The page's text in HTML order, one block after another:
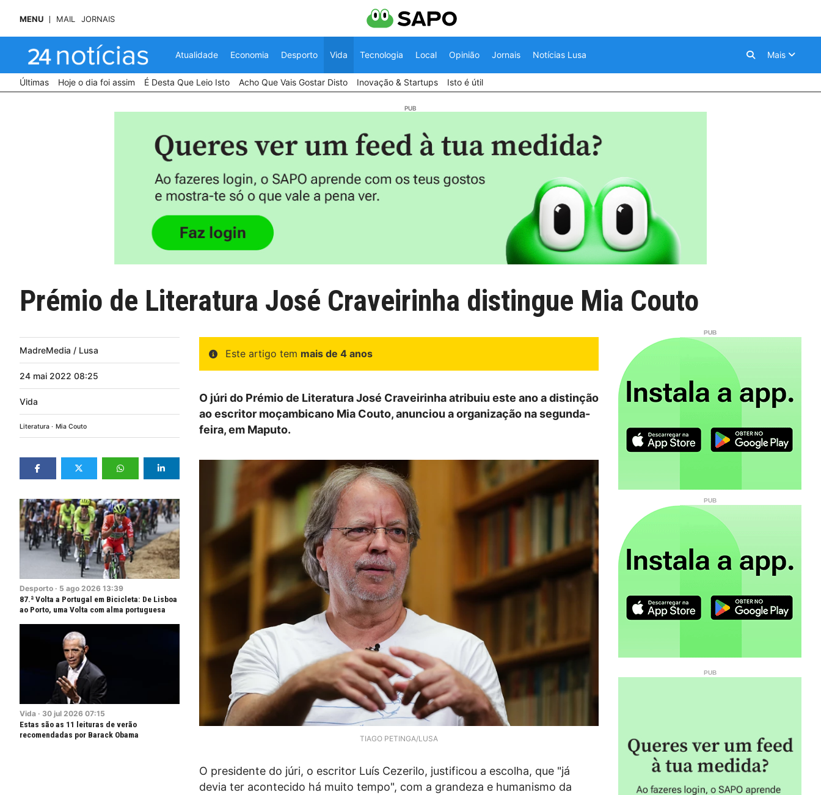
MENU MAIL JORNAIS
Atualidade Economia Desporto Vida Tecnologia Local Opinião Jornais Notícias Lusa Mais
Últimas Hoje o dia foi assim É Desta Que Leio Isto Acho Que Vais Gostar Disto Inovação & Startups Isto é útil
Prémio de Literatura José Craveirinha distingue Mia Couto
MadreMedia / Lusa
24 mai 2022 08:25
Vida
Literatura Mia Couto
Desporto · 5 ago 2026 13:39
87.ª Volta a Portugal em Bicicleta: De Lisboa
ao Porto, uma Volta com alma portuguesa
Vida · 30 jul 2026 07:15
Estas são as 11 leituras de verão
recomendadas por Barack Obama
Este artigo tem mais de 4 anos
O júri do Prémio de Literatura José Craveirinha atribuiu este ano a distinção
ao escritor moçambicano Mia Couto, anunciou a organização na segunda-
feira, em Maputo.
TIAGO PETINGA/LUSA
O presidente do júri, o escritor Luís Cezerilo, justificou a escolha, que "já
devia ter acontecido há muito tempo", com a grandeza e humanismo da